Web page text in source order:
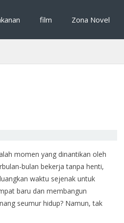
wisata,
film Zona Novel
momen yang dinantikan oleh
bulan bekerja tanpa henti,
waktu sejenak untuk
baru dan membangun
seumur hidup? Namun, tak